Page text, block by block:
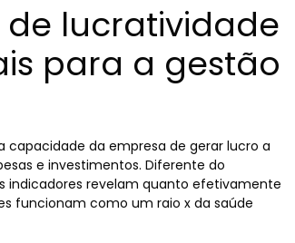
lucratividade
para a gestão
capacidade da empresa de gerar lucro a
e investimentos. Diferente do
indicadores revelam quanto efetivamente
funcionam como um raio x da saúde